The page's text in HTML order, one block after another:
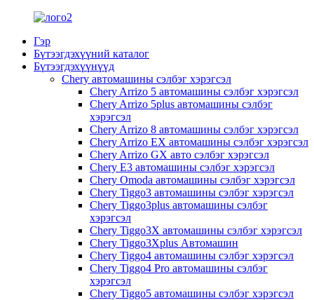
Гэр
Бүтээгдэхүүний каталог
Бүтээгдэхүүнүүд
Chery автомашины сэлбэг хэрэгсэл
Chery Arrizo 5 автомашины сэлбэг хэрэгсэл
Chery Arrizo 5plus автомашины сэлбэг
хэрэгсэл
Chery Arrizo 8 автомашины сэлбэг хэрэгсэл
Chery Arrizo EX автомашины сэлбэг хэрэгсэл
Chery Arrizo GX авто сэлбэг хэрэгсэл
Chery E3 автомашины сэлбэг хэрэгсэл
Chery Omoda автомашины сэлбэг хэрэгсэл
Chery Tiggo3 автомашины сэлбэг хэрэгсэл
Chery Tiggo3plus автомашины сэлбэг
хэрэгсэл
Chery Tiggo3X автомашины сэлбэг хэрэгсэл
Chery Tiggo3Xplus Автомашин
Chery Tiggo4 автомашины сэлбэг хэрэгсэл
Chery Tiggo4 Pro автомашины сэлбэг
хэрэгсэл
Chery Tiggo5 автомашины сэлбэг хэрэгсэл